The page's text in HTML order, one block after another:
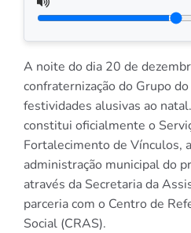
A noite do dia 20 de
confraternização do Grupo
festividades alusivas ao
constitui oficialmente o
Fortalecimento de Vínculos,
administração municipal do
através da Secretaria da
parceria com o Centro de
Social (CRAS).